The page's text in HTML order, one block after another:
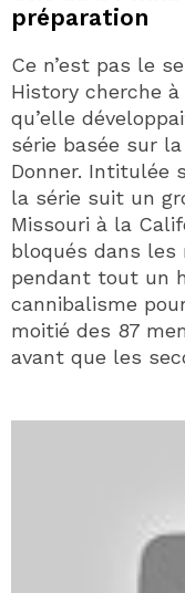
préparation
Ce n’est pas le
History cherche
qu’elle
série basée sur
Donner. Intitulée
la série suit un
Missouri à la
bloqués dans les
pendant tout un
cannibalisme
moitié des 87
avant que les